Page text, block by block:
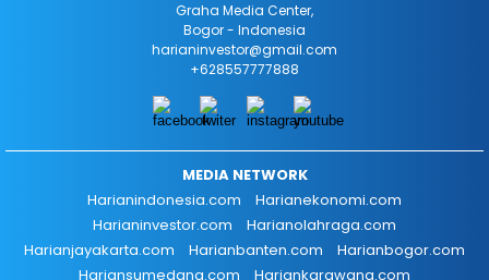
Graha Media Center,
Bogor - Indonesia
harianinvestor@gmail.com
+628557777888
MEDIA NETWORK
Harianindonesia.com
Harianekonomi.com
Harianinvestor.com
Harianolahraga.com
Harianjayakarta.com
Harianbanten.com
Harianbogor.com
Hariansumedang.com
Hariankarawang.com